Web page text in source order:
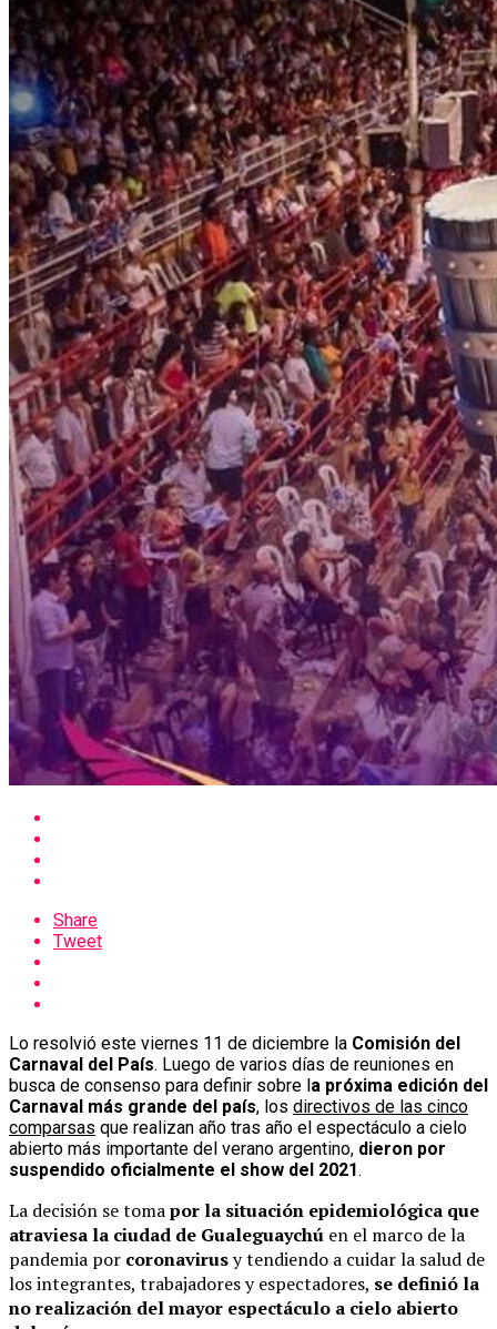
Share
Tweet
Lo resolvió este viernes 11 de diciembre la Comisión del
Carnaval del País. Luego de varios días de reuniones en
busca de consenso para definir sobre la próxima edición del
Carnaval más grande del país, los directivos de las cinco
comparsas que realizan año tras año el espectáculo a cielo
abierto más importante del verano argentino, dieron por
suspendido oficialmente el show del 2021.
La decisión se tomapor la situación epidemiológica que
atraviesa la ciudad de Gualeguaychú en el marco de la
pandemia por coronavirusy tendiendo a cuidar la salud de
los integrantes, trabajadores y espectadores, se definió la
no realización del mayor espectáculo a cielo abierto